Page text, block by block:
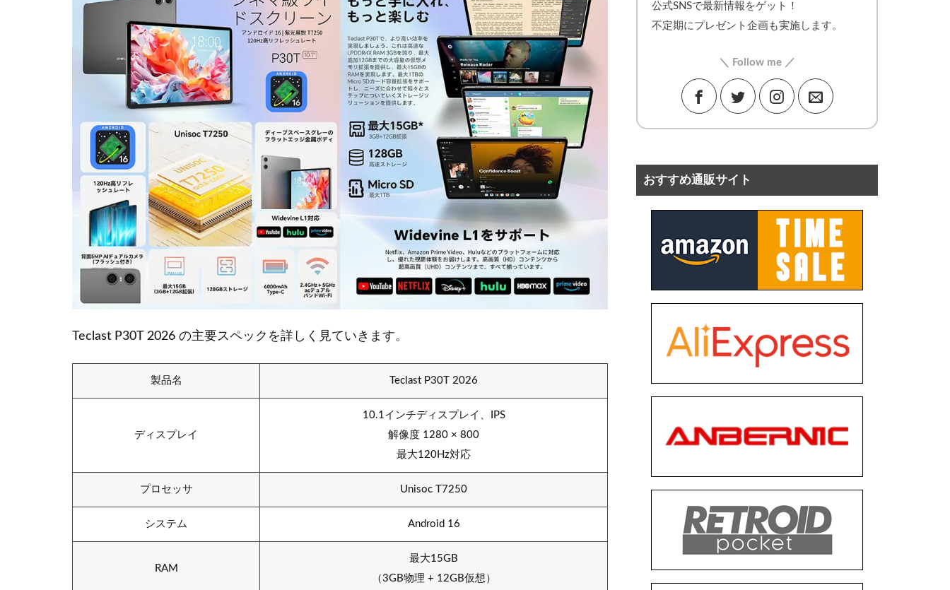
Teclast P30T 2026 の主要スペックを詳しく見ていきます。
製品名 Teclast P30T 2026
ディスプレイ
10.1インチディスプレイ、IPS
解像度 1280 × 800
最大120Hz対応
プロセッサ Unisoc T7250
システム Android 16
RAM
最大15GB
（3GB物理 + 12GB仮想）
公式SNSで最新情報をゲット！
不定期にプレゼント企画も実施します。
＼ Follow me ／
おすすめ通販サイト